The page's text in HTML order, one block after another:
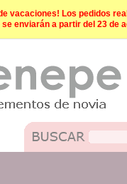
vacaciones! Los pedidos
se enviarán a partir del 23 de